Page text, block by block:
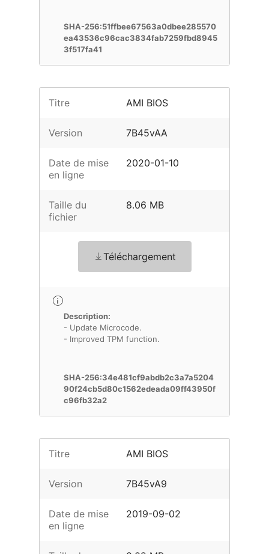
SHA-256:51ffbee67563a0dbee285570
ea43536c96cac3834fab7259fbd8945
3f517fa41
Titre AMI BIOS
Version 7B45vAA
Date de mise
en ligne
2020-01-10
Taille du
fichier
8.06 MB
Téléchargement
Description:
- Update Microcode.
- Improved TPM function.
SHA-256:34e481cf9abdb2c3a7a5204
90f24cb5d80c1562edeada09ff43950f
c96fb32a2
Titre AMI BIOS
Version 7B45vA9
Date de mise
en ligne
2019-09-02